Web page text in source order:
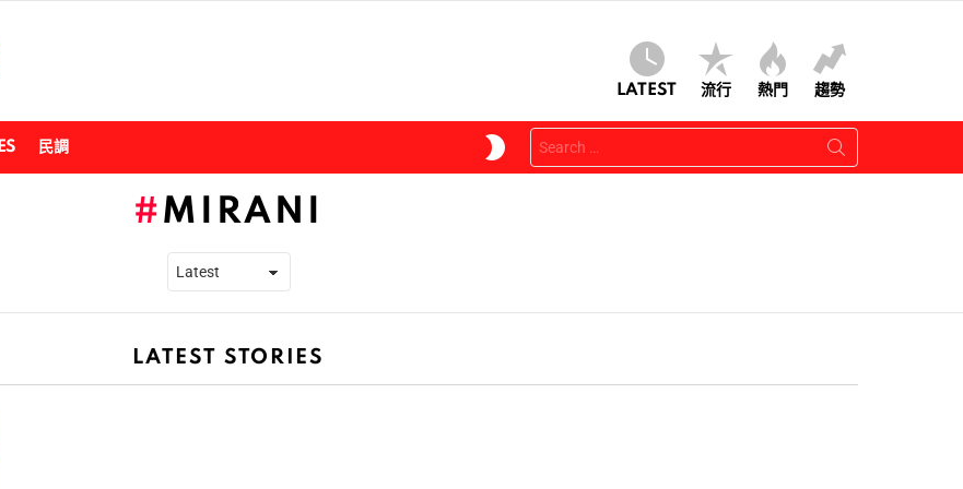
LATEST 流行 熱門 趨勢
民調
SKIN
Search
for:
MIRANI
LATEST STORIES